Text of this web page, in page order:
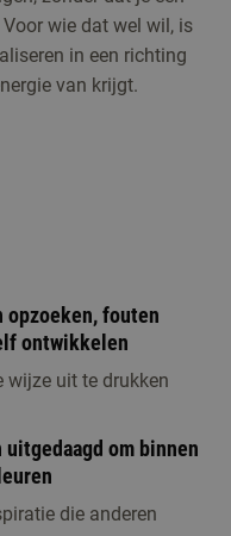
wie dat wel wil, is
in een richting
van krijgt.
opzoeken, fouten
ontwikkelen
wijze uit te drukken
om binnen
die anderen